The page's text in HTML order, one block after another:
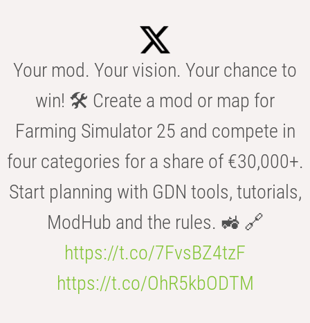
Your mod. Your vision. Your chance to
win! 🛠️ Create a mod or map for
Farming Simulator 25 and compete in
four categories for a share of €30,000+.
Start planning with GDN tools, tutorials,
ModHub and the rules. 🚜 🔗
https://t.co/7FvsBZ4tzF
https://t.co/OhR5kbODTM